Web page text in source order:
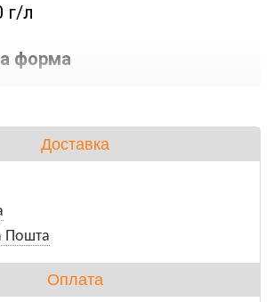
г/л
форма
характеристика
іншими препаратами
Доставка
Пошта
Оплата